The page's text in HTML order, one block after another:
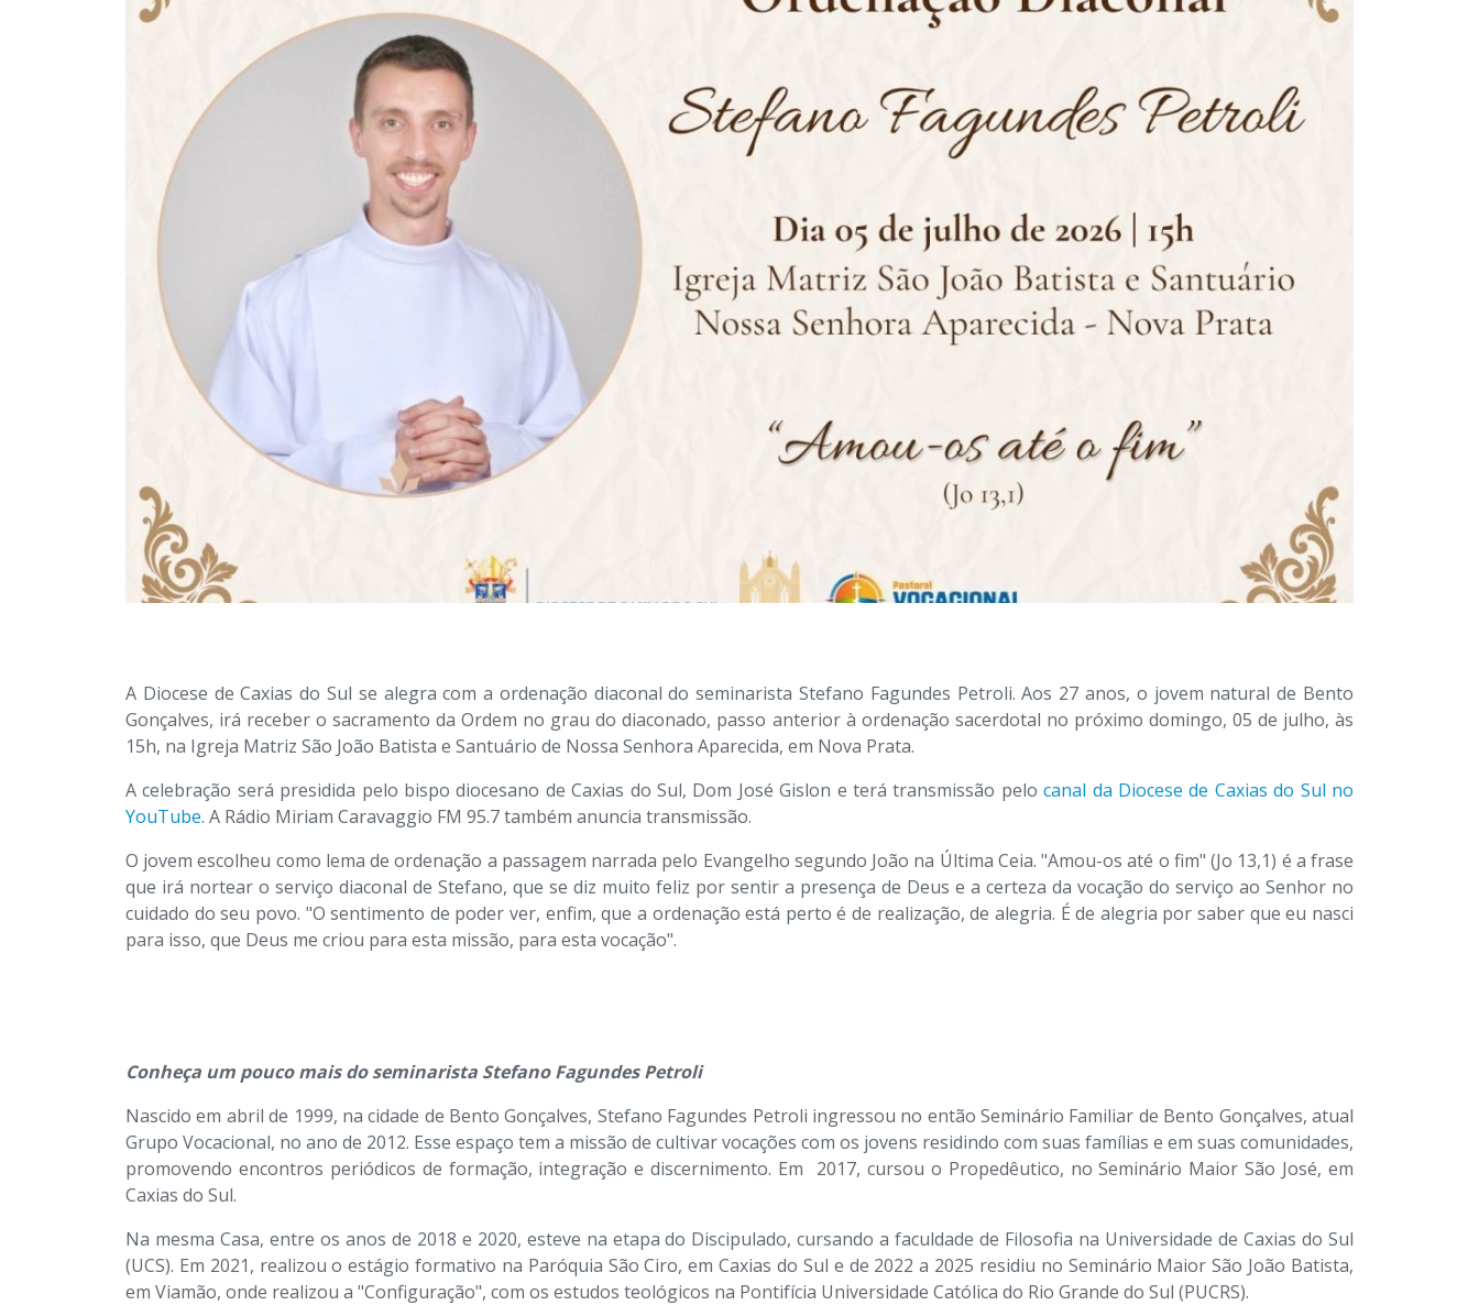
A Diocese de Caxias do Sul se alegra com a ordenação diaconal do seminarista Stefano Fagundes Petroli. Aos 27 anos, o jovem natural de Bento
Gonçalves, irá receber o sacramento da Ordem no grau do diaconado, passo anterior à ordenação sacerdotal no próximo domingo, 05 de julho, às
15h, na Igreja Matriz São João Batista e Santuário de Nossa Senhora Aparecida, em Nova Prata.
A celebração será presidida pelo bispo diocesano de Caxias do Sul, Dom José Gislon e terá transmissão pelocanal da Diocese de Caxias do Sul no
YouTube. A Rádio Miriam Caravaggio FM 95.7 também anuncia transmissão.
O jovem escolheu como lema de ordenação a passagem narrada pelo Evangelho segundo João na Última Ceia. "Amou-os até o fim" (Jo 13,1) é a frase
que irá nortear o serviço diaconal de Stefano, que se diz muito feliz por sentir a presença de Deus e a certeza da vocação do serviço ao Senhor no
cuidado do seu povo. "O sentimento de poder ver, enfim, que a ordenação está perto é de realização, de alegria. É de alegria por saber que eu nasci
para isso, que Deus me criou para esta missão, para esta vocação".
Conheça um pouco mais do seminarista Stefano Fagundes Petroli
Nascido em abril de 1999, na cidade de Bento Gonçalves, Stefano Fagundes Petroli ingressou no então Seminário Familiar de Bento Gonçalves, atual
Grupo Vocacional, no ano de 2012. Esse espaço tem a missão de cultivar vocações com os jovens residindo com suas famílias e em suas comunidades,
promovendo encontros periódicos de formação, integração e discernimento. Em 2017, cursou o Propedêutico, no Seminário Maior São José, em
Caxias do Sul.
Na mesma Casa, entre os anos de 2018 e 2020, esteve na etapa do Discipulado, cursando a faculdade de Filosofia na Universidade de Caxias do Sul
(UCS). Em 2021, realizou o estágio formativo na Paróquia São Ciro, em Caxias do Sul e de 2022 a 2025 residiu no Seminário Maior São João Batista,
em Viamão, onde realizou a "Configuração", com os estudos teológicos na Pontifícia Universidade Católica do Rio Grande do Sul (PUCRS).